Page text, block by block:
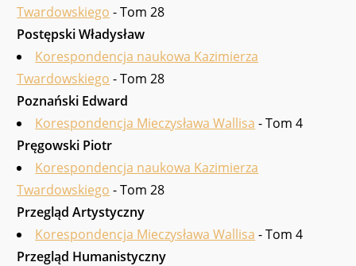
Twardowskiego - Tom 28
Postępski Władysław
Korespondencja naukowa Kazimierza
Twardowskiego - Tom 28
Poznański Edward
Korespondencja Mieczysława Wallisa - Tom 4
Pręgowski Piotr
Korespondencja naukowa Kazimierza
Twardowskiego - Tom 28
Przegląd Artystyczny
Korespondencja Mieczysława Wallisa - Tom 4
Przegląd Humanistyczny